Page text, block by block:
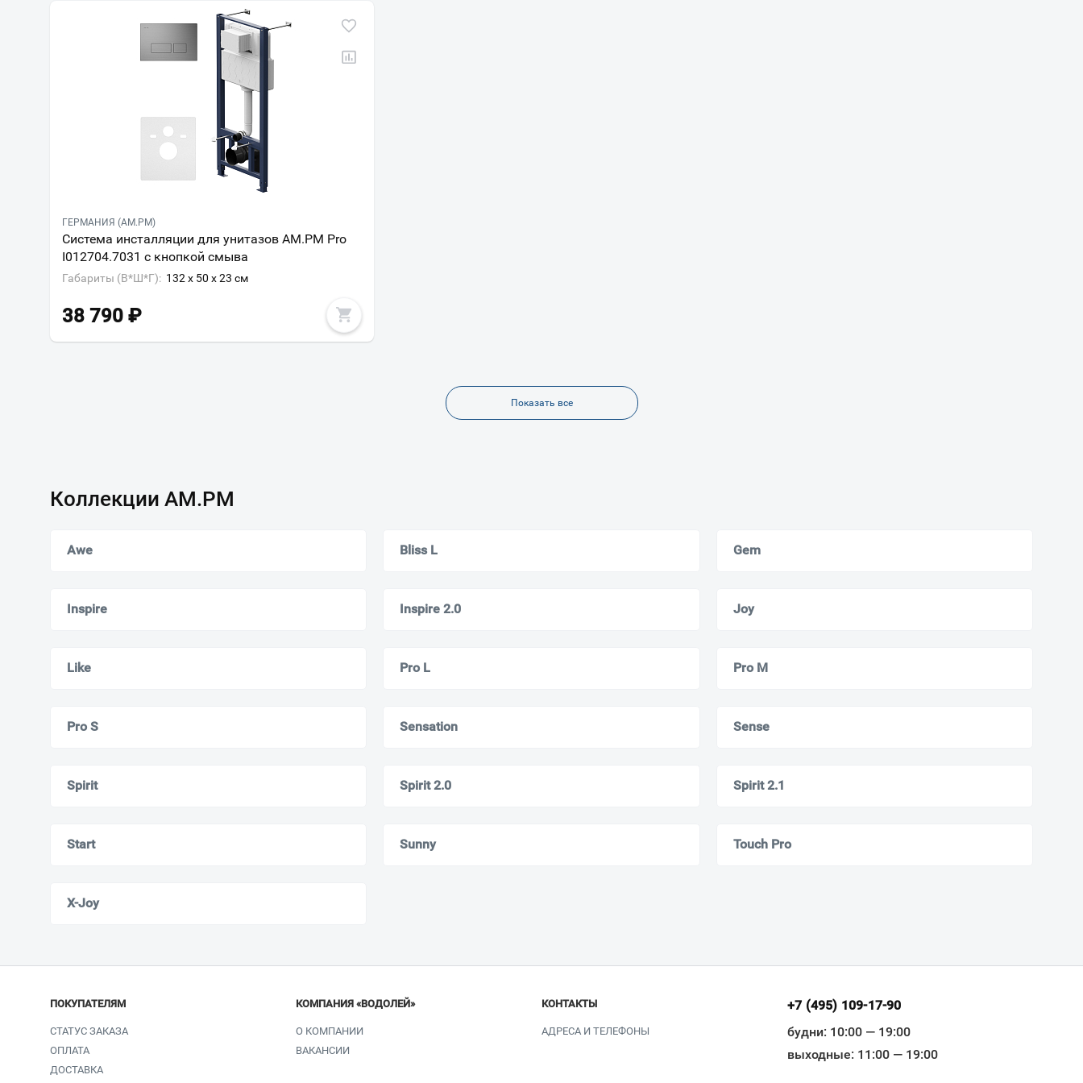
ГЕРМАНИЯ (AM.PM)
Система инсталляции для унитазов AM.PM Pro
I012704.7031 с кнопкой смыва
Габариты (В*Ш*Г): 132 x 50 x 23 см
38 790 ₽
Показать все
Коллекции AM.PM
Awe Bliss L Gem
Inspire Inspire 2.0 Joy
Like Pro L Pro M
Pro S Sensation Sense
Spirit Spirit 2.0 Spirit 2.1
Start Sunny Touch Pro
X-Joy
ПОКУПАТЕЛЯМ
СТАТУС ЗАКАЗА
ОПЛАТА
ДОСТАВКА
КОМПАНИЯ «ВОДОЛЕЙ»
О КОМПАНИИ
ВАКАНСИИ
КОНТАКТЫ
АДРЕСА И ТЕЛЕФОНЫ
+7 (495) 109-17-90
будни: 10:00 — 19:00
выходные: 11:00 — 19:00